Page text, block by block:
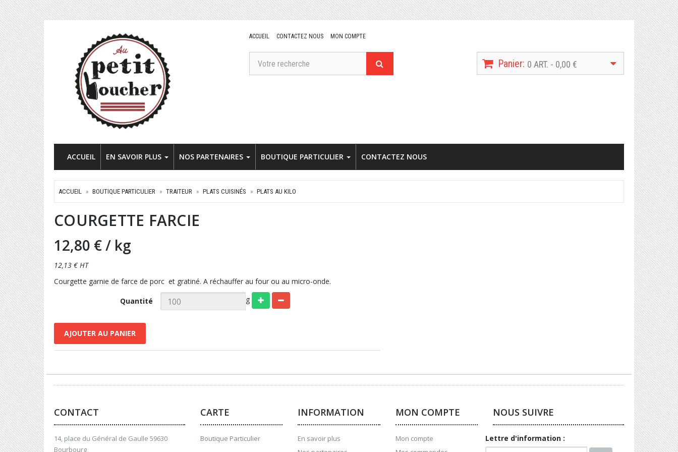
ACCUEIL CONTACTEZ NOUS MON COMPTE
Panier: 0 ART. - 0,00 €
ACCUEIL EN SAVOIR PLUS NOS PARTENAIRES BOUTIQUE PARTICULIER CONTACTEZ NOUS
ACCUEIL BOUTIQUE PARTICULIER TRAITEUR PLATS CUISINÉS PLATS AU KILO
COURGETTE FARCIE
12,80 €/ kg
12,13 € HT
Courgette garnie de farce de porc et gratiné. A réchauffer au four ou au micro-onde.
Quantité g
AJOUTER AU PANIER
CONTACT
14, place du Général de Gaulle 59630
Bourbourg
CARTE
Boutique Particulier
INFORMATION
En savoir plus
MON COMPTE
Mon compte
NOUS SUIVRE
Lettre d'information :